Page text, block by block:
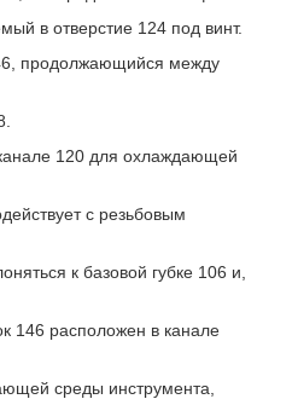
в отверстие 124 под винт.
продолжающийся между
канале 120 для охлаждающей
с резьбовым
к базовой губке 106 и,
146 расположен в канале
среды инструмента,